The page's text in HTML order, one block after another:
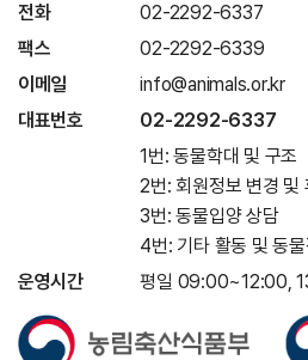
전화
02-2292-6337
팩스
02-2292-6339
이메일
info@animals.or.kr
대표번호
02-2292-6337
1번: 동물학대 및 구조
2번: 회원정보 변경 및
3번: 동물입양 상담
4번: 기타 활동 및 동
운영시간
평일 09:00~12:00,